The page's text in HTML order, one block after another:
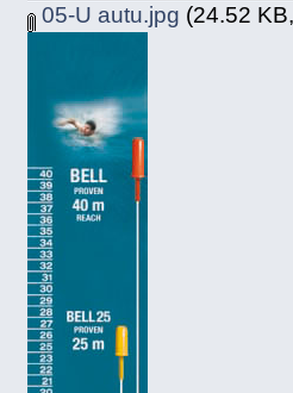
05-U autu.jpg (24.52